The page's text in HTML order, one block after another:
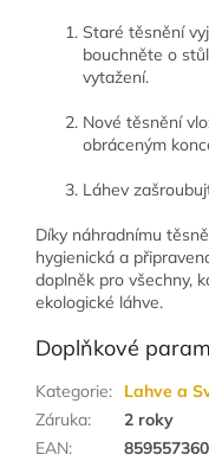
Staré těsnění
bouchněte o
vytažení.
Nové těsnění
obráceným
Láhev
Díky náhradnímu
hygienická a
doplněk pro všechny,
ekologické láhve.
Doplňkové
Kategorie:
Lahve a
Záruka:
2 roky
EAN: